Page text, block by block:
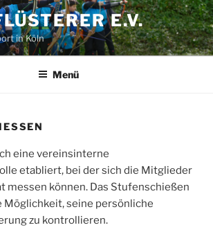
E.V.
in Köln
Menü
eine vereinsinterne
etabliert, bei der sich die Mitglieder
messen können. Das Stufenschießen
Möglichkeit, seine persönliche
zu kontrollieren.